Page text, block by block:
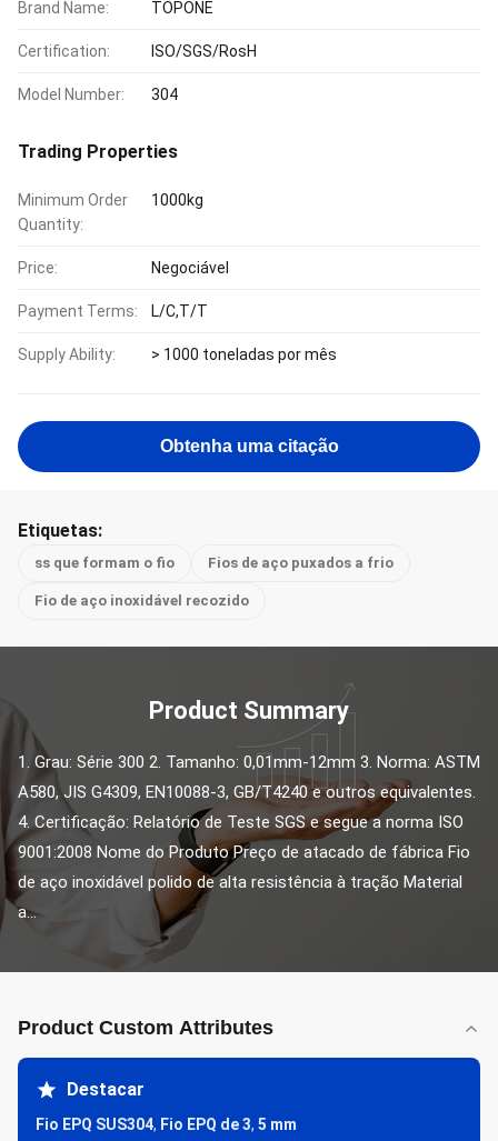
Brand Name: TOPONE
Certification: ISO/SGS/RosH
Model Number: 304
Trading Properties
Minimum Order
Quantity:
1000kg
Price: Negociável
Payment Terms: L/C,T/T
Supply Ability: > 1000 toneladas por mês
Obtenha uma citação
Etiquetas:
ss que formam o fio Fios de aço puxados a frio
Fio de aço inoxidável recozido
Product Summary
1. Grau: Série 300 2. Tamanho: 0,01mm-12mm 3. Norma: ASTM
A580, JIS G4309, EN10088-3, GB/T4240 e outros equivalentes.
4. Certificação: Relatório de Teste SGS e segue a norma ISO
9001:2008 Nome do Produto Preço de atacado de fábrica Fio
de aço inoxidável polido de alta resistência à tração Material
a...
Product Custom Attributes
Destacar
Fio EPQ SUS304, Fio EPQ de 3, 5 mm